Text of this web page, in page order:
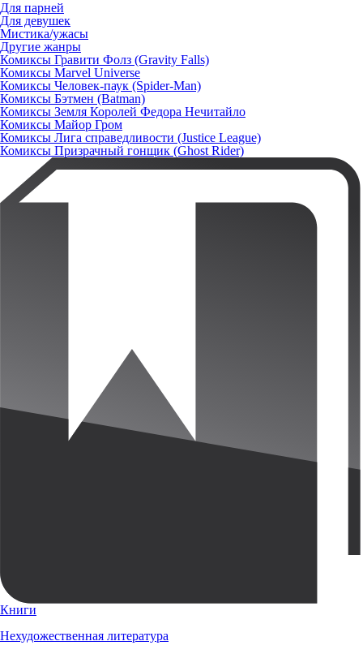
Для парней
Для девушек
Мистика/ужасы
Другие жанры
Комиксы Гравити Фолз (Gravity Falls)
Комиксы Marvel Universe
Комиксы Человек-паук (Spider-Man)
Комиксы Бэтмен (Batman)
Комиксы Земля Королей Федора Нечитайло
Комиксы Майор Гром
Комиксы Лига справедливости (Justice League)
Комиксы Призрачный гонщик (Ghost Rider)
Книги
Нехудожественная литература